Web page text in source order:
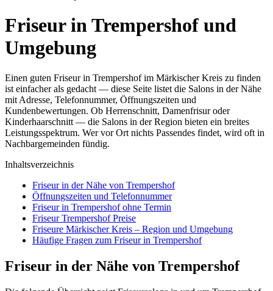
Friseur in Trempershof und
Umgebung
Einen guten Friseur in Trempershof im Märkischer Kreis zu finden
ist einfacher als gedacht — diese Seite listet die Salons in der Nähe
mit Adresse, Telefonnummer, Öffnungszeiten und
Kundenbewertungen. Ob Herrenschnitt, Damenfrisur oder
Kinderhaarschnitt — die Salons in der Region bieten ein breites
Leistungsspektrum. Wer vor Ort nichts Passendes findet, wird oft in
Nachbargemeinden fündig.
Inhaltsverzeichnis
Friseur in der Nähe von Trempershof
Öffnungszeiten und Telefonnummer
Friseur in Trempershof ohne Termin
Friseur Trempershof Preise
Friseure Märkischer Kreis – Region und Umgebung
Häufige Fragen zum Friseur in Trempershof
Friseur in der Nähe von Trempershof